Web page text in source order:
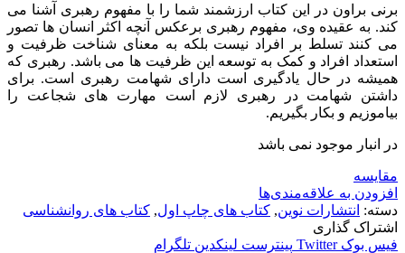
برنی براون در این کتاب ارزشمند شما را با مفهوم رهبری آشنا می
کند. به عقیده وی، مفهوم رهبری برعکس آنچه اکثر انسان ها تصور
می کنند تسلط بر افراد نیست بلکه به معنای شناخت ظرفیت و
استعداد افراد و کمک به توسعه این ظرفیت ها می باشد. رهبری که
همیشه در حال یادگیری است دارای شهامت رهبری است. برای
داشتن شهامت در رهبری لازم است مهارت های شجاعت را
بیاموزیم و بکار بگیریم.
در انبار موجود نمی باشد
مقایسه
افزودن به علاقه‌مندی‌ها
دسته: انتشارات نوین, کتاب های چاپ اول, کتاب های روانشناسی
اشتراک گذاری
فیس بوک Twitter پینترست لینکدین تلگرام